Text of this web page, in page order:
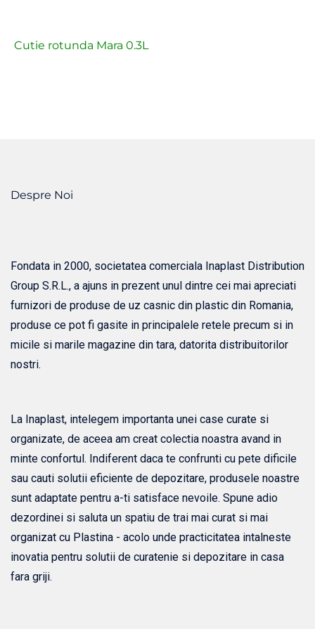
Cutie rotunda Mara 0.3L
Despre Noi
Fondata in 2000, societatea comerciala Inaplast Distribution
Group S.R.L., a ajuns in prezent unul dintre cei mai apreciati
furnizori de produse de uz casnic din plastic din Romania,
produse ce pot fi gasite in principalele retele precum si in
micile si marile magazine din tara, datorita distribuitorilor
nostri.
La Inaplast, intelegem importanta unei case curate si
organizate, de aceea am creat colectia noastra avand in
minte confortul. Indiferent daca te confrunti cu pete dificile
sau cauti solutii eficiente de depozitare, produsele noastre
sunt adaptate pentru a-ti satisface nevoile. Spune adio
dezordinei si saluta un spatiu de trai mai curat si mai
organizat cu Plastina - acolo unde practicitatea intalneste
inovatia pentru solutii de curatenie si depozitare in casa
fara griji.